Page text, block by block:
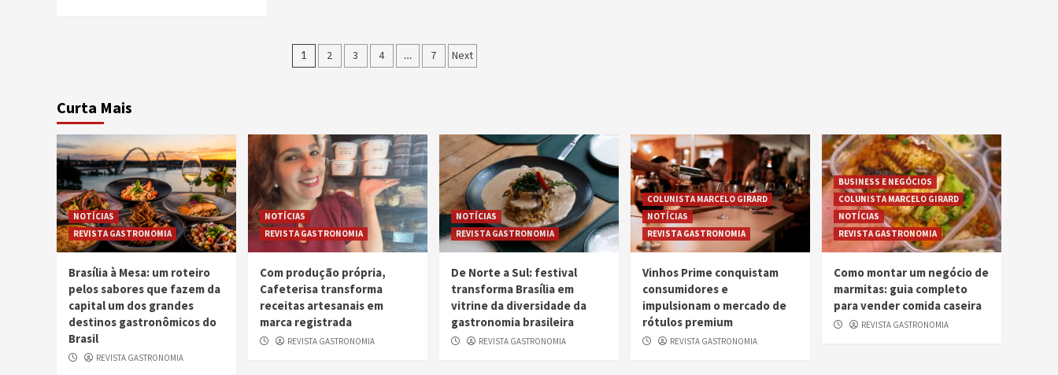
Navegação
1 2 3 4 … 7 Next
Curta Mais
NOTÍCIAS
REVISTA GASTRONOMIA
Brasília à Mesa: um roteiro
pelos sabores que fazem da
capital um dos grandes
destinos gastronômicos do
Brasil
REVISTA GASTRONOMIA
NOTÍCIAS
REVISTA GASTRONOMIA
Com produção própria,
Cafeterisa transforma
receitas artesanais em
marca registrada
REVISTA GASTRONOMIA
NOTÍCIAS
REVISTA GASTRONOMIA
De Norte a Sul: festival
transforma Brasília em
vitrine da diversidade da
gastronomia brasileira
REVISTA GASTRONOMIA
COLUNISTA MARCELO GIRARD
NOTÍCIAS
REVISTA GASTRONOMIA
Vinhos Prime conquistam
consumidores e
impulsionam o mercado de
rótulos premium
REVISTA GASTRONOMIA
BUSINESS E NEGÓCIOS
COLUNISTA MARCELO GIRARD
NOTÍCIAS
REVISTA GASTRONOMIA
Como montar um negócio de
marmitas: guia completo
para vender comida caseira
REVISTA GASTRONOMIA